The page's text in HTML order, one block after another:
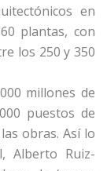
en
plantas, con
los 250 y 350
millones de
puestos de
obras. Así lo
Alberto Ruiz-